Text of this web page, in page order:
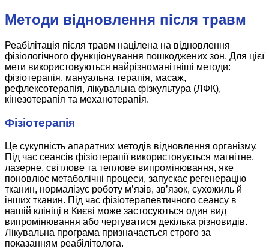
Методи відновлення після травм
Реабілітація після травм націлена на відновлення
фізіологічного функціонування пошкоджених зон. Для цієї
мети використовуються найрізноманітніші методи:
фізіотерапія, мануальна терапія, масаж,
рефлексотерапія, лікувальна фізкультура (ЛФК),
кінезотерапія та механотерапія.
Фізіотерапія
Це сукупність апаратних методів відновлення організму.
Під час сеансів фізіотерапії використовується магнітне,
лазерне, світлове та теплове випромінювання, яке
поновлює метаболічні процеси, запускає регенерацію
тканин, нормалізує роботу м’язів, зв’язок, сухожиль й
інших тканин. Під час фізіотерапевтичного сеансу в
нашій клініці в Києві може застосуються один вид
випромінювання або чергуватися декілька різновидів.
Лікувальна програма призначається строго за
показанням реабілітолога.